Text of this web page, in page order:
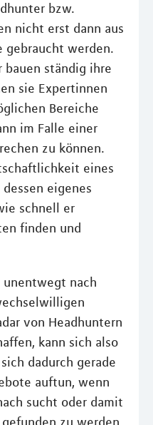
bzw.
nicht erst dann aus
gebraucht werden.
bauen ständig ihre
sie Expertinnen
Bereiche
im Falle einer
zu können.
eines
eigenes
schnell er
finden und
unentwegt nach
von Headhuntern
kann sich also
dadurch gerade
auftun, wenn
sucht oder damit